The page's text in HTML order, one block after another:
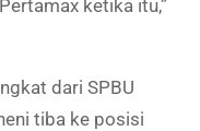
ketika itu,”
dari SPBU
tiba ke posisi